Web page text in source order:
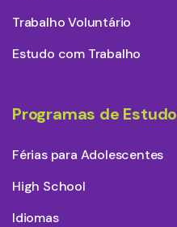
Trabalho Voluntário
Estudo com Trabalho
Programas de Estudo
Férias para Adolescentes
High School
Idiomas